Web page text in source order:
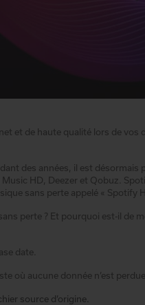
et de haute qualité lors de vos
des années, il est
HD, Deezer et Qobuz.
sans perte appelé « Spotify
perte ? Et pourquoi est-il de
date.
où aucune donnée n’est perdue
source d’origine.